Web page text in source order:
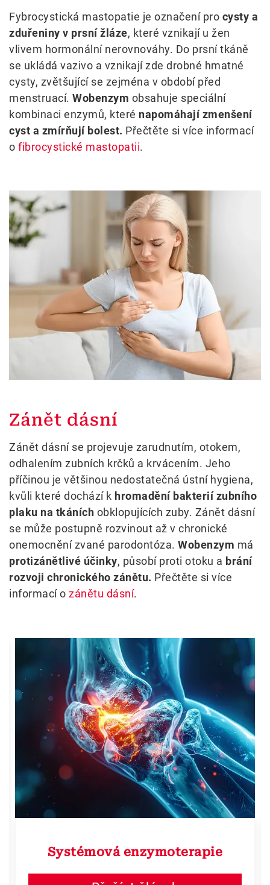
Fybrocystická mastopatie je označení pro cysty a
zduřeniny v prsní žláze, které vznikají u žen
vlivem hormonální nerovnováhy. Do prsní tkáně
se ukládá vazivo a vznikají zde drobné hmatné
cysty, zvětšující se zejména v období před
menstruací. Wobenzym obsahuje speciální
kombinaci enzymů, které napomáhají zmenšení
cyst a zmírňují bolest. Přečtěte si více informací
o fibrocystické mastopatii.
Zánět dásní
Zánět dásní se projevuje zarudnutím, otokem,
odhalením zubních krčků a krvácením. Jeho
příčinou je většinou nedostatečná ústní hygiena,
kvůli které dochází k hromadění bakterií zubního
plaku na tkáních obklopujících zuby. Zánět dásní
se může postupně rozvinout až v chronické
onemocnění zvané parodontóza. Wobenzym má
protizánětlivé účinky, působí proti otoku a brání
rozvoji chronického zánětu. Přečtěte si více
informací o zánětu dásní.
Systémová enzymoterapie